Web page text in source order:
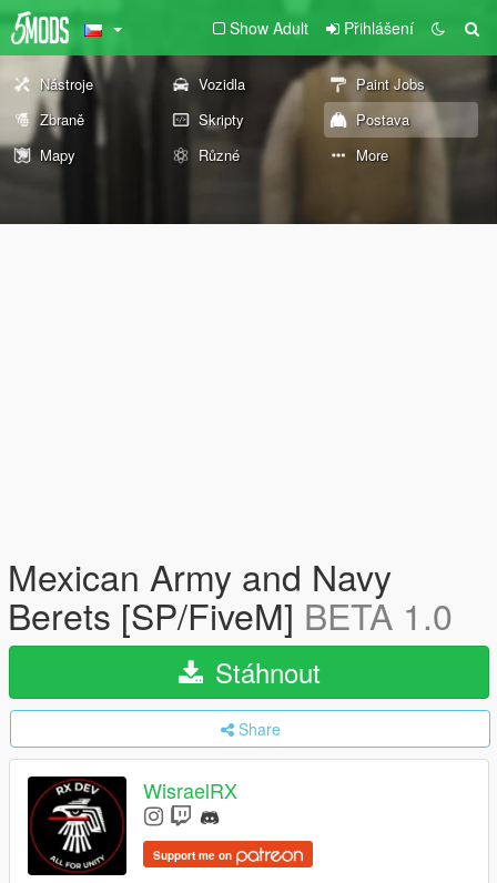
Show Adult Přihlášení
Nástroje Vozidla
Paint Jobs
Zbraně
Skripty
Postava
Mapy
Různé More
Mexican Army and Navy
Berets [SP/FiveM] BETA 1.0
Stáhnout
Share
WisraelRX
Support me on